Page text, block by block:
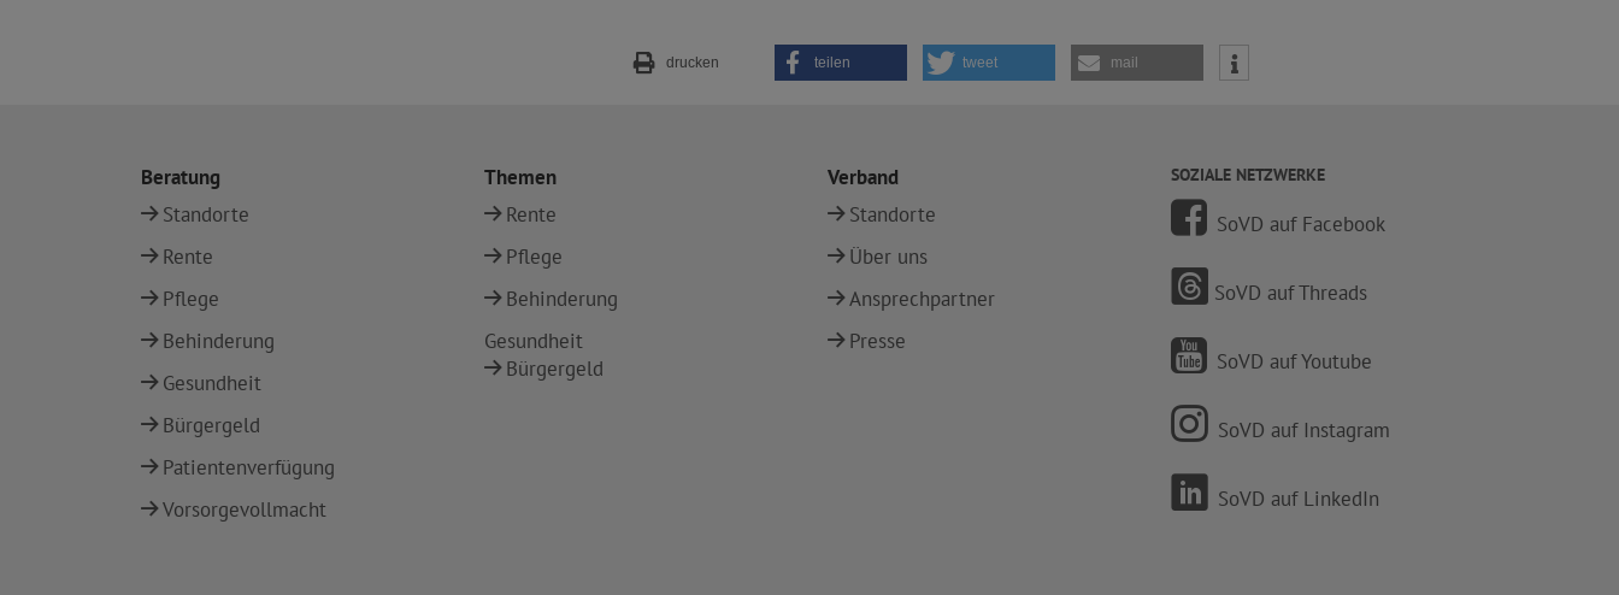
drucken teilen tweet mail
Beratung
Standorte
Rente
Pflege
Behinderung
Gesundheit
Bürgergeld
Patientenverfügung
Vorsorgevollmacht
Themen
Rente
Pflege
Behinderung
Gesundheit
Bürgergeld
Verband
Standorte
Über uns
Ansprechpartner
Presse
SOZIALE NETZWERKE
SoVD auf Facebook
SoVD auf Threads
SoVD auf Youtube
SoVD auf Instagram
SoVD auf LinkedIn